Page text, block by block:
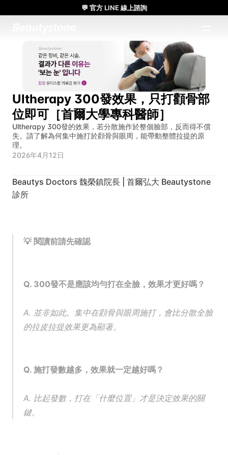
Ultherapy 300發效果，只打顴骨部
位即可［首爾大學專科醫師］
Ultherapy 300發的效果，若分散施作於整個臉部，反而得不償
失。請了解為何集中施打於顴骨與眼周，能帶動整體拉提的原
理。
2026年4月12日
Beautys Doctors 魏榮鎮院長 | 首爾弘大 Beautystone
診所
💡 閱讀前請先確認
Q. 300發不是應該均勻打在全臉，效果才更好嗎？
A. 並非如此。集中在顴骨與眼周施打，會比分散全臉
的拉皮拉提效果更為顯著。
Q. 施打發數越多，效果就一定越好嗎？
A. 比起發數，打在「什麼位置」才是決定效果的關
鍵。
💬 官方 LINE 線上諮詢
🌸 Beauty Stone診所 參加 Meditox 曼谷大體工作坊 🌸